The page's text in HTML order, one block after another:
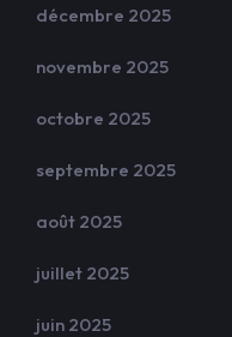
décembre 2025
novembre 2025
octobre 2025
septembre 2025
août 2025
juillet 2025
juin 2025